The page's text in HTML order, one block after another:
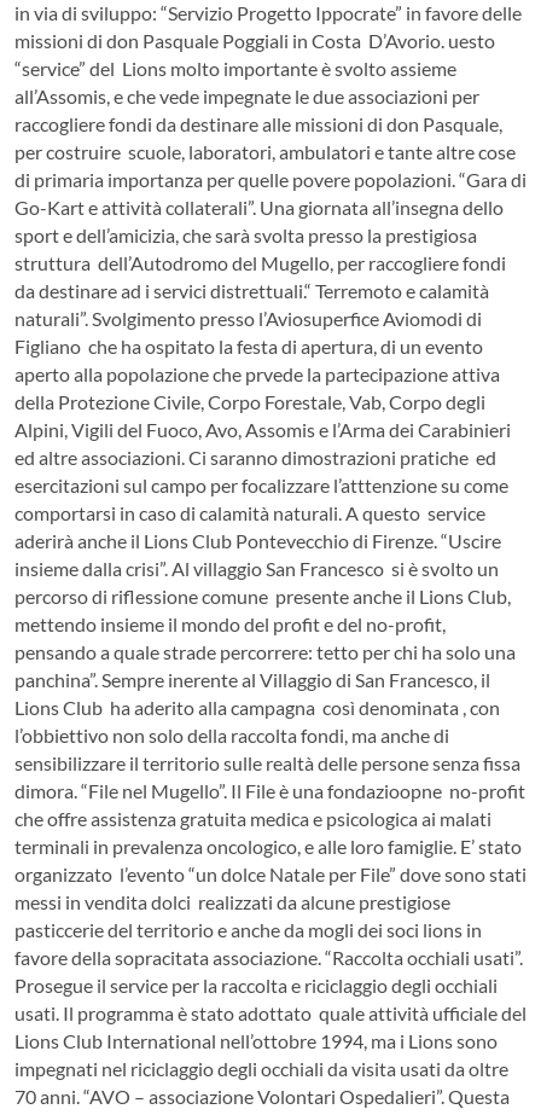
in via di sviluppo: “Servizio Progetto Ippocrate” in favore delle
missioni di don Pasquale Poggiali in Costa D’Avorio. uesto
“service” del Lions molto importante è svolto assieme
all’Assomis, e che vede impegnate le due associazioni per
raccogliere fondi da destinare alle missioni di don Pasquale,
per costruire scuole, laboratori, ambulatori e tante altre cose
di primaria importanza per quelle povere popolazioni. “Gara di
Go-Kart e attività collaterali”. Una giornata all’insegna dello
sport e dell’amicizia, che sarà svolta presso la prestigiosa
struttura dell’Autodromo del Mugello, per raccogliere fondi
da destinare ad i servici distrettuali.“ Terremoto e calamità
naturali”. Svolgimento presso l’Aviosuperfice Aviomodi di
Figliano che ha ospitato la festa di apertura, di un evento
aperto alla popolazione che prvede la partecipazione attiva
della Protezione Civile, Corpo Forestale, Vab, Corpo degli
Alpini, Vigili del Fuoco, Avo, Assomis e l’Arma dei Carabinieri
ed altre associazioni. Ci saranno dimostrazioni pratiche ed
esercitazioni sul campo per focalizzare l’atttenzione su come
comportarsi in caso di calamità naturali. A questo service
aderirà anche il Lions Club Pontevecchio di Firenze. “Uscire
insieme dalla crisi”. Al villaggio San Francesco si è svolto un
percorso di riflessione comune presente anche il Lions Club,
mettendo insieme il mondo del profit e del no-profit,
pensando a quale strade percorrere: tetto per chi ha solo una
panchina”. Sempre inerente al Villaggio di San Francesco, il
Lions Club ha aderito alla campagna così denominata , con
l’obbiettivo non solo della raccolta fondi, ma anche di
sensibilizzare il territorio sulle realtà delle persone senza fissa
dimora. “File nel Mugello”. Il File è una fondazioopne no-profit
che offre assistenza gratuita medica e psicologica ai malati
terminali in prevalenza oncologico, e alle loro famiglie. E’ stato
organizzato l’evento “un dolce Natale per File” dove sono stati
messi in vendita dolci realizzati da alcune prestigiose
pasticcerie del territorio e anche da mogli dei soci lions in
favore della sopracitata associazione. “Raccolta occhiali usati”.
Prosegue il service per la raccolta e riciclaggio degli occhiali
usati. Il programma è stato adottato quale attività ufficiale del
Lions Club International nell’ottobre 1994, ma i Lions sono
impegnati nel riciclaggio degli occhiali da visita usati da oltre
70 anni. “AVO – associazione Volontari Ospedalieri”. Questa